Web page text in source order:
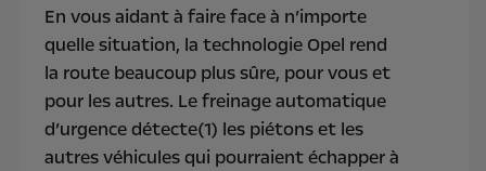
En vous aidant à faire face à n’importe
quelle situation, la technologie Opel rend
la route beaucoup plus sûre, pour vous et
pour les autres. Le freinage automatique
d’urgence détecte(1) les piétons et les
autres véhicules qui pourraient échapper à